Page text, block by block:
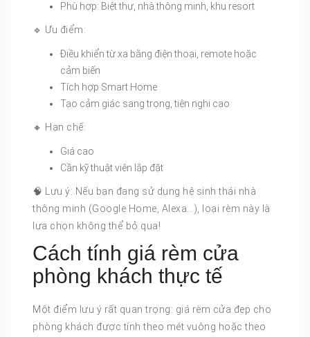
Phù hợp: Biệt thự, nhà thông minh, khu resort
🔹 Ưu điểm:
Điều khiển từ xa bằng điện thoại, remote hoặc
cảm biến
Tích hợp Smart Home
Tạo cảm giác sang trọng, tiện nghi cao
🔸 Hạn chế:
Giá cao
Cần kỹ thuật viên lắp đặt
🧠 Lưu ý: Nếu bạn đang sử dụng hệ sinh thái nhà
thông minh (Google Home, Alexa…), loại rèm này là
lựa chọn không thể bỏ qua!
Cách tính giá rèm cửa
phòng khách thực tế
Một điểm lưu ý rất quan trọng: giá rèm cửa đẹp cho
phòng khách được tính theo mét vuông hoặc theo